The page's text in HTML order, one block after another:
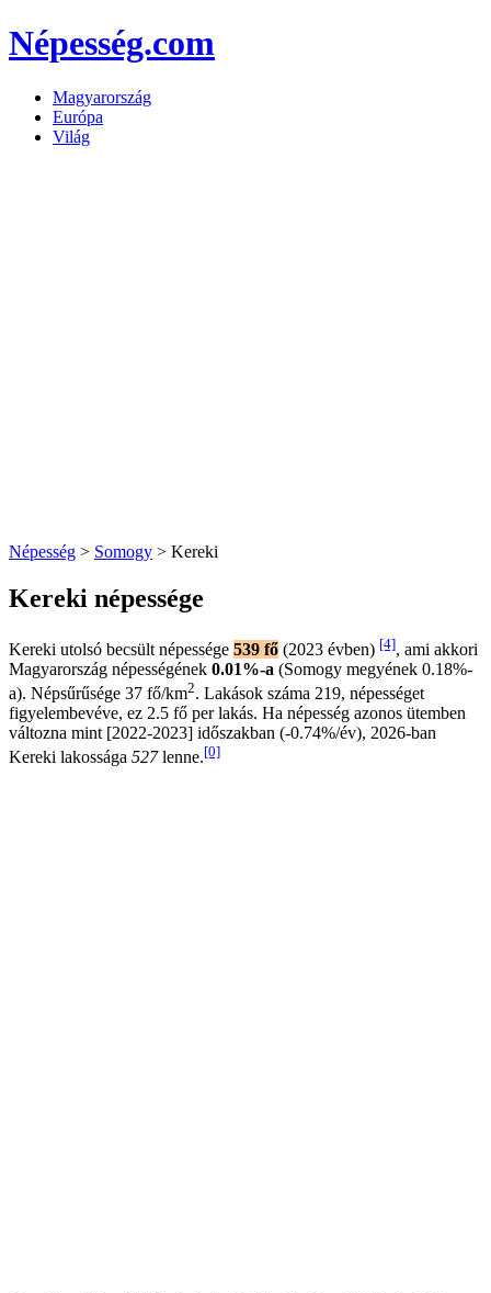
Népesség.com
Magyarország
Európa
Világ
Népesség > Somogy > Kereki
Kereki népessége
Kereki utolsó becsült népessége 539 fő (2023 évben) [4], ami akkori
Magyarország népességének 0.01%-a (Somogy megyének 0.18%-
a). Népsűrűsége 37 fő/km2. Lakások száma 219, népességet
figyelembevéve, ez 2.5 fő per lakás. Ha népesség azonos ütemben
változna mint [2022-2023] időszakban (-0.74%/év), 2026-ban
Kereki lakossága 527lenne.[0]